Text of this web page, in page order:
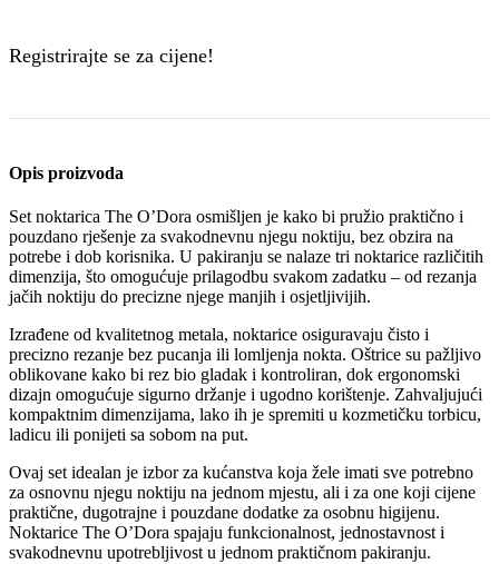
Registrirajte se za cijene!
Opis proizvoda
Set noktarica The O’Dora osmišljen je kako bi pružio praktično i
pouzdano rješenje za svakodnevnu njegu noktiju, bez obzira na
potrebe i dob korisnika. U pakiranju se nalaze tri noktarice različitih
dimenzija, što omogućuje prilagodbu svakom zadatku – od rezanja
jačih noktiju do precizne njege manjih i osjetljivijih.
Izrađene od kvalitetnog metala, noktarice osiguravaju čisto i
precizno rezanje bez pucanja ili lomljenja nokta. Oštrice su pažljivo
oblikovane kako bi rez bio gladak i kontroliran, dok ergonomski
dizajn omogućuje sigurno držanje i ugodno korištenje. Zahvaljujući
kompaktnim dimenzijama, lako ih je spremiti u kozmetičku torbicu,
ladicu ili ponijeti sa sobom na put.
Ovaj set idealan je izbor za kućanstva koja žele imati sve potrebno
za osnovnu njegu noktiju na jednom mjestu, ali i za one koji cijene
praktične, dugotrajne i pouzdane dodatke za osobnu higijenu.
Noktarice The O’Dora spajaju funkcionalnost, jednostavnost i
svakodnevnu upotrebljivost u jednom praktičnom pakiranju.